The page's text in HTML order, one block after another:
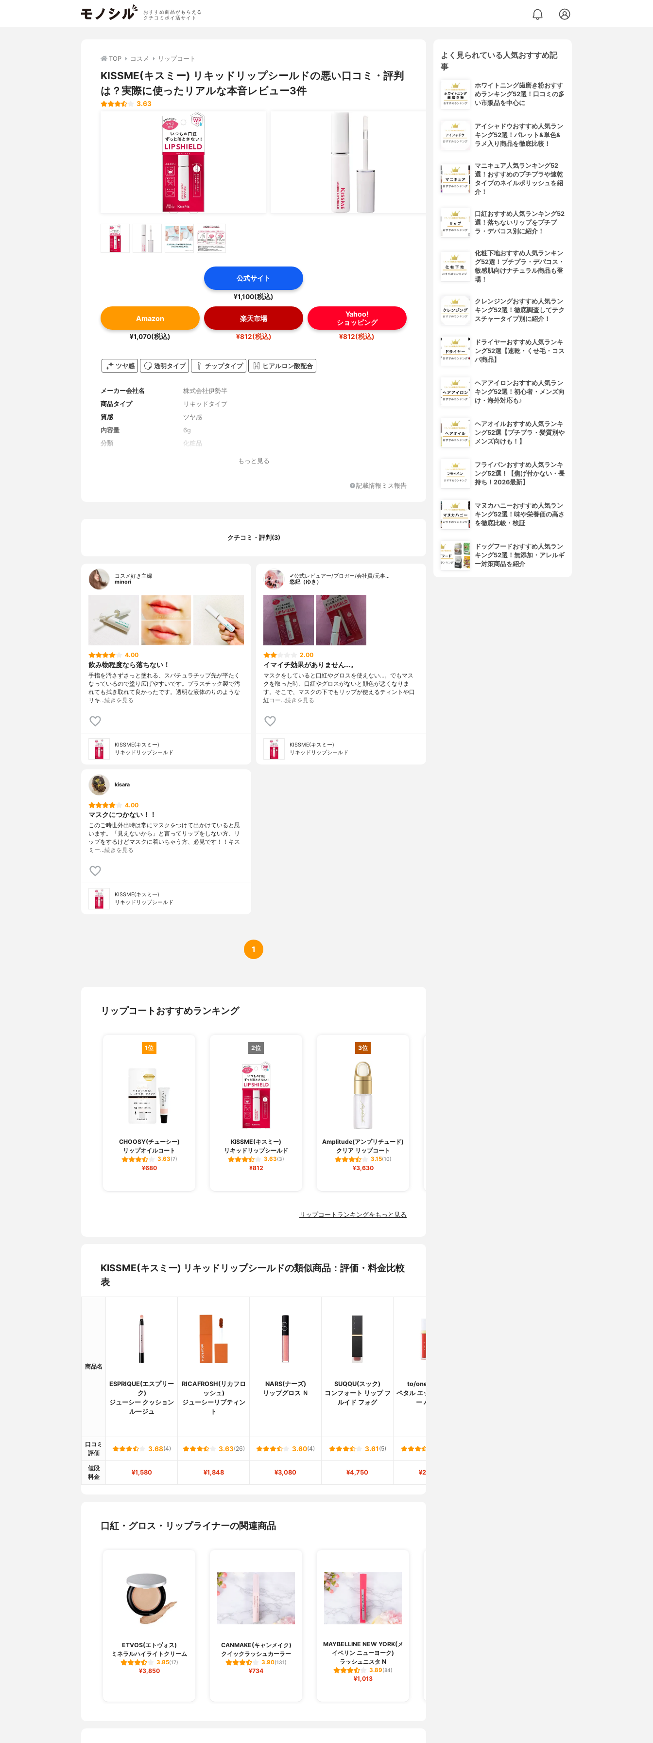
おすすめ商品がもらえる
クチコミポイ活サイト
TOP コスメ リップコート
KISSME(キスミー) リキッドリップシールドの悪い口コミ・評判
は？実際に使ったリアルな本音レビュー3件
3.63
公式サイト
¥1,100(税込)
Amazon
¥1,070(税込)
楽天市場
¥812(税込)
Yahoo!
ショッピング
¥812(税込)
ツヤ感 透明タイプ チップタイプ ヒアルロン酸配合
メーカー会社名
株式会社伊勢半
商品タイプ
リキッドタイプ
質感
ツヤ感
内容量
6g
分類
化粧品
もっと見る
記載情報ミス報告
クチコミ・評判(3)
コスメ好き主婦
minori
4.00
飲み物程度なら落ちない！
手指を汚さずさっと塗れる、スパチュラチップ先が平たく
なっているので塗り広げやすいです。プラスチック製で汚
れても拭き取れて良かったです。透明な液体のりのような
リキ…続きを見る
KISSME(キスミー)
リキッドリップシールド
✔公式レビュアー/ブロガー/会社員/元事…
悠妃（ゆき）
2.00
イマイチ効果がありません…。
マスクをしていると口紅やグロスを使えない…。でもマス
クを取った時、口紅やグロスがないと顔色が悪くなりま
す。そこで、マスクの下でもリップが使えるティントや口
紅コー…続きを見る
KISSME(キスミー)
リキッドリップシールド
kisara
4.00
マスクにつかない！！
このご時世外出時は常にマスクをつけて出かけていると思
います。「見えないから」と言ってリップをしない方、リ
ップをするけどマスクに着いちゃう方、必見です！！キス
ミー…続きを見る
KISSME(キスミー)
リキッドリップシールド
1
リップコートおすすめランキング
1位
CHOOSY(チューシー)
リップオイルコート
3.63(7)
¥680
2位
KISSME(キスミー)
リキッドリップシールド
3.63(3)
¥812
3位
Amplitude(アンプリチュード)
クリア リップコート
3.15(10)
¥3,630
リップコートランキングをもっと見る
KISSME(キスミー) リキッドリップシールドの類似商品：評価・料金比較
表
商品名
ESPRIQUE(エスプリー
ク)
ジューシー クッション
ルージュ
RICAFROSH(リカフロ
ッシュ)
ジューシーリブティン
ト
NARS(ナーズ)
リップグロス Ｎ
SUQQU(スック)
コンフォート リップ フ
ルイド フォグ
to/one(トーン)
ペタル エッセンス カラ
ー バター
口コミ
評価
3.68(4) 3.63(26) 3.60(4) 3.61 (5)
値段
料金
¥1,580 ¥1,848 ¥3,080 ¥4,750 ¥2,750
口紅・グロス・リップライナーの関連商品
ETVOS(エトヴォス)
ミネラルハイライトクリーム
3.85(17)
¥3,850
CANMAKE(キャンメイク)
クイックラッシュカーラー
3.90(131)
¥734
MAYBELLINE NEW YORK(メ
イベリン ニューヨーク)
ラッシュニスタ N
3.89(84)
¥1,013
よく見られている人気おすすめ記
事
ホワイトニング歯磨き粉おすす
めランキング52選！口コミの多
い市販品を中心に
アイシャドウおすすめ人気ラン
キング52選！パレット&単色&
ラメ入り商品を徹底比較！
マニキュア人気ランキング52
選！おすすめのプチプラや速乾
タイプのネイルポリッシュを紹
介！
口紅おすすめ人気ランキング52
選！落ちないリップをプチプ
ラ・デパコス別に紹介！
化粧下地おすすめ人気ランキン
グ52選！プチプラ・デパコス・
敏感肌向けナチュラル商品も登
場！
クレンジングおすすめ人気ラン
キング52選！徹底調査してテク
スチャータイプ別に紹介！
ドライヤーおすすめ人気ランキ
ング52選【速乾・くせ毛・コス
パ商品】
ヘアアイロンおすすめ人気ラン
キング52選！初心者・メンズ向
け・海外対応も♪
ヘアオイルおすすめ人気ランキ
ング52選【プチプラ・髪質別や
メンズ向けも！】
フライパンおすすめ人気ランキ
ング52選！【焦げ付かない・長
持ち！2026最新】
マヌカハニーおすすめ人気ラン
キング52選！味や栄養価の高さ
を徹底比較・検証
ドッグフードおすすめ人気ラン
キング52選！無添加・アレルギ
ー対策商品を紹介